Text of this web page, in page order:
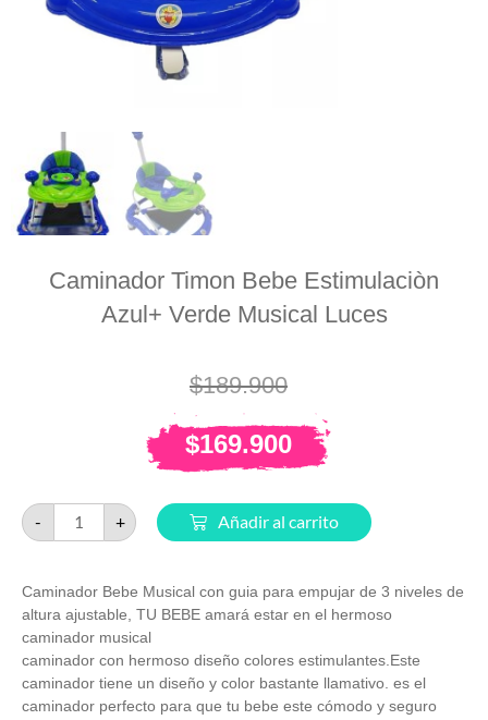
Caminador Timon Bebe Estimulaciòn
Azul+ Verde Musical Luces
$189.900
$169.900
- + Añadir al carrito
Caminador Bebe Musical con guia para empujar de 3 niveles de
altura ajustable, TU BEBE amará estar en el hermoso
caminador musical
caminador con hermoso diseño colores estimulantes.Este
caminador tiene un diseño y color bastante llamativo. es el
caminador perfecto para que tu bebe este cómodo y seguro